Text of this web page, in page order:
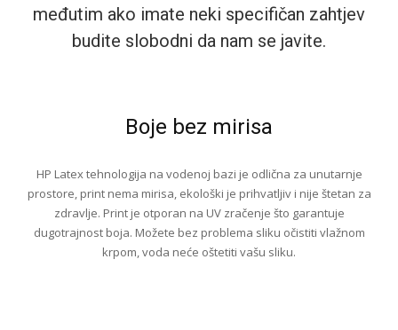
međutim ako imate neki specifičan zahtjev
budite slobodni da nam se javite.
Boje bez mirisa
HP Latex tehnologija na vodenoj bazi je odlična za unutarnje
prostore, print nema mirisa, ekološki je prihvatljiv i nije štetan za
zdravlje. Print je otporan na UV zračenje što garantuje
dugotrajnost boja. Možete bez problema sliku očistiti vlažnom
krpom, voda neće oštetiti vašu sliku.